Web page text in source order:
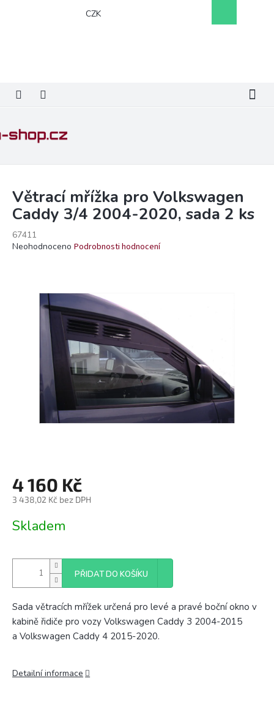
CZK
košík
Větrací mřížka pro Volkswagen
Caddy 3/4 2004-2020, sada 2 ks
67411
Průměrné
hvězdiček.
Neohodnoceno Podrobnosti hodnocení
4 160 Kč
3 438,02 Kč bez DPH
cena:
Skladem
PŘIDAT DO KOŠÍKU
Sada větracích mřížek určená pro levé a pravé boční okno v
kabině řidiče pro vozy Volkswagen Caddy 3 2004-2015
a Volkswagen Caddy 4 2015-2020.
Detailní informace